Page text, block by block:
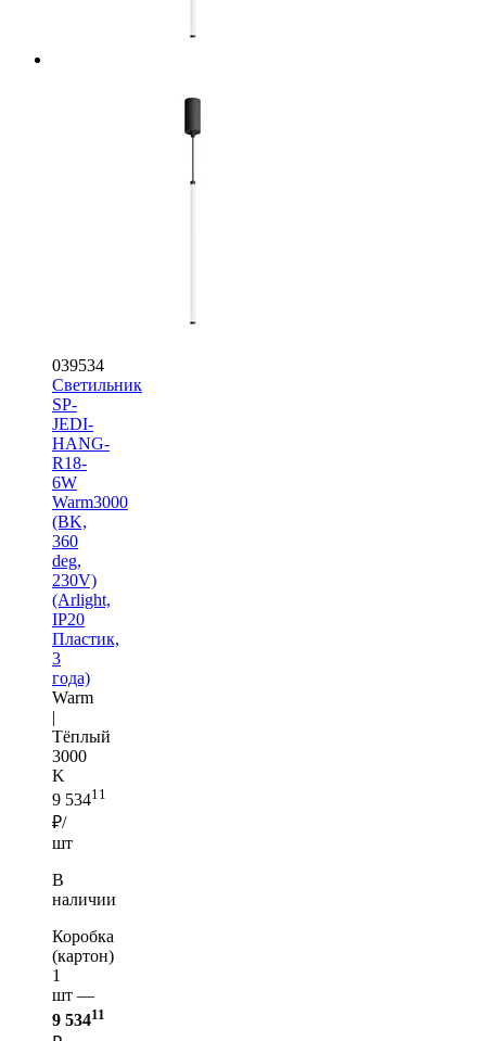
039534
Светильник
SP-
JEDI-
HANG-
R18-
6W
Warm3000
(BK,
360
deg,
230V)
(Arlight,
IP20
Пластик,
3
года)
Warm
|
Тёплый
3000
K
9 53411
₽/
шт
В
наличии
Коробка
(картон)
1
шт —
9 53411